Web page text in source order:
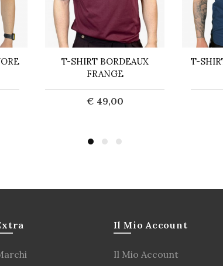
T-SHIRT BORDEAUX
FRANGE
€ 49,00
T-
Il Mio Account
Il Mio Account